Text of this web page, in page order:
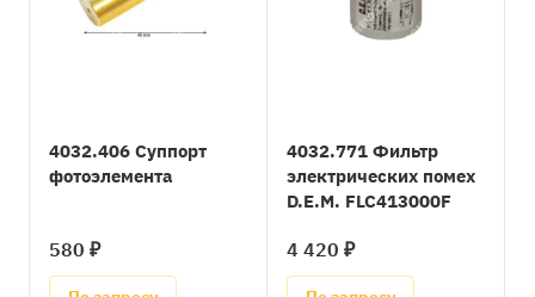
4032.406 Суппорт
фотоэлемента
580 ₽
4032.771 Фильтр
электрических помех
D.E.M. FLC413000F
4 420 ₽